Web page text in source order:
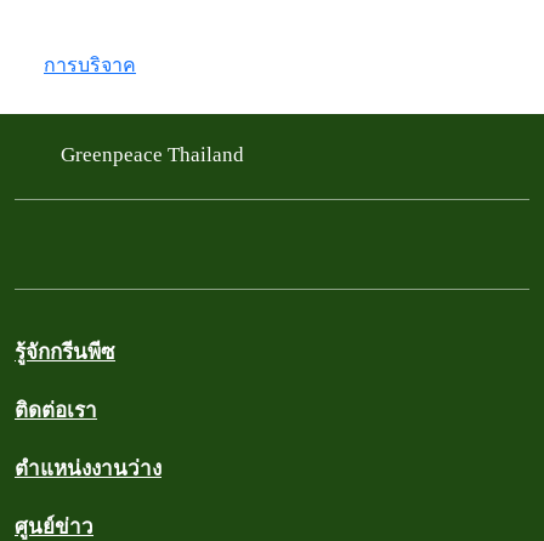
การบริจาค
Greenpeace Thailand
รู้จักกรีนพีซ
ติดต่อเรา
ตำแหน่งงานว่าง
ศูนย์ข่าว